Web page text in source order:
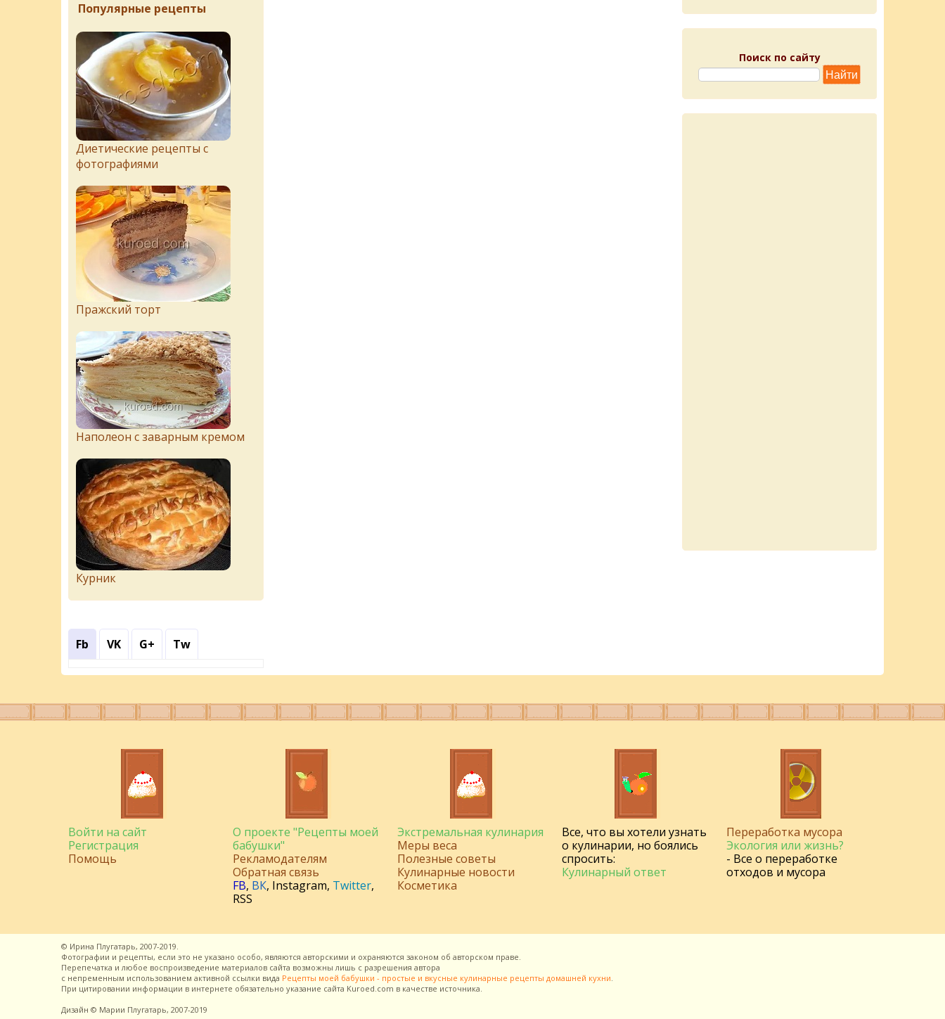
Популярные рецепты
Диетические рецепты с
фотографиями
Пражский торт
Наполеон с заварным кремом
Курник
Fb VK G+ Tw
Поиск по сайту
Войти на сайт
Регистрация
Помощь
О проекте "Рецепты моей
бабушки"
Рекламодателям
Обратная связь
FB, ВК, Instagram, Twitter,
RSS
Экстремальная кулинария
Меры веса
Полезные советы
Кулинарные новости
Косметика
Все, что вы хотели узнать
о кулинарии, но боялись
спросить:
Кулинарный ответ
Переработка мусора
Экология или жизнь?
- Все о переработке
отходов и мусора
© Ирина Плугатарь, 2007-2019.
Фотографии и рецепты, если это не указано особо, являются авторскими и охраняются законом об авторском праве.
Перепечатка и любое воспроизведение материалов сайта возможны лишь с разрешения автора
с непременным использованием активной ссылки вида Рецепты моей бабушки - простые и вкусные кулинарные рецепты домашней кухни.
При цитировании информации в интернете обязательно указание сайта Kuroed.com в качестве источника.
Дизайн © Марии Плугатарь, 2007-2019